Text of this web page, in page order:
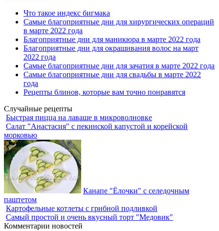
Что такое индекс бигмака
Самые благоприятные дни для хирургических операций
в марте 2022 года
Благоприятные дни для маникюра в марте 2022 года
Благоприятные дни для окрашивания волос на март
2022 года
Самые благоприятные дни для зачатия в марте 2022 года
Самые благоприятные дни для свадьбы в марте 2022
года
Рецепты блинов, которые вам точно понравятся
Случайные рецепты
Быстрая пицца на лаваше в микроволновке
Салат "Анастасия" с пекинской капустой и корейской
морковью
Канапе "Ёлочки" с селедочным
паштетом
Картофельные котлеты с грибной подливкой
Самый простой и очень вкусный торт "Медовик"
Комментарии новостей